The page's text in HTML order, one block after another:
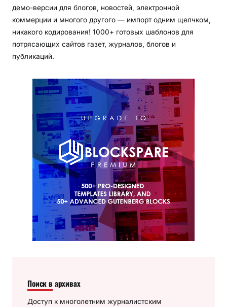
демо-версии для блогов, новостей, электронной
коммерции и многого другого — импорт одним щелчком,
никакого кодирования! 1000+ готовых шаблонов для
потрясающих сайтов газет, журналов, блогов и
публикаций.
Поиск в архивах
Доступ к многолетним журналистским